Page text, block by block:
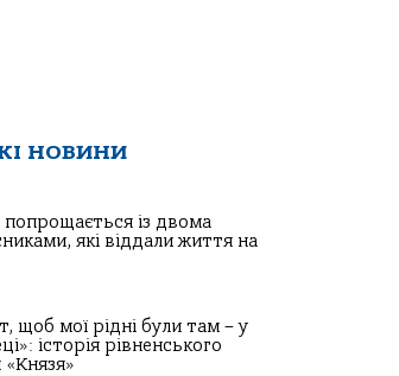
НОВИНИ
попрощається із двома
які віддали життя на
щоб мої рідні були там – у
історія рівненського
«Князя»